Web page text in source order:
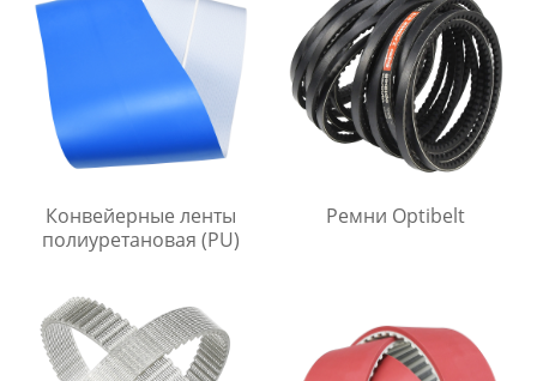
Конвейерные ленты
полиуретановая (PU)
Ремни Optibelt